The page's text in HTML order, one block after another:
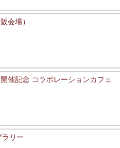
会場）
催記念 コラボレーションカフェ
リー